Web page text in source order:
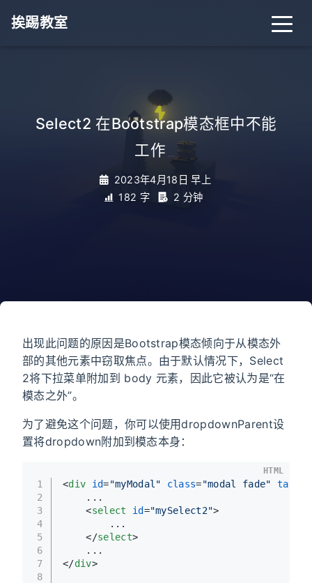
挨踢教室
Select2 在Bootstrap模态框中不能
工作
2023年4月18日 早上
182 字
2 分钟
出现此问题的原因是Bootstrap模态倾向于从模态外
部的其他元素中窃取焦点。由于默认情况下，Select
2将下拉菜单附加到 body 元素，因此它被认为是“在
模态之外”。
为了避免这个问题，你可以使用dropdownParent设
置将dropdown附加到模态本身：
1
2
3
4
5
6
7
8
<div id="myModal" class="modal fade"
    ...
<select id="mySelect2">
        ...
</select>
    ...
</div>
HTML